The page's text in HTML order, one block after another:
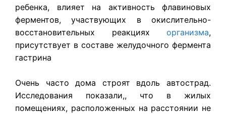
ребенка, влияет на активность флавиновых
ферментов, участвующих в окислительно-
восстановительных реакциях организма,
присутствует в составе желудочного фермента
гастрина
Очень часто дома строят вдоль автострад.
Исследования показали,, что в жилых
помещениях, расположенных на расстоянии не